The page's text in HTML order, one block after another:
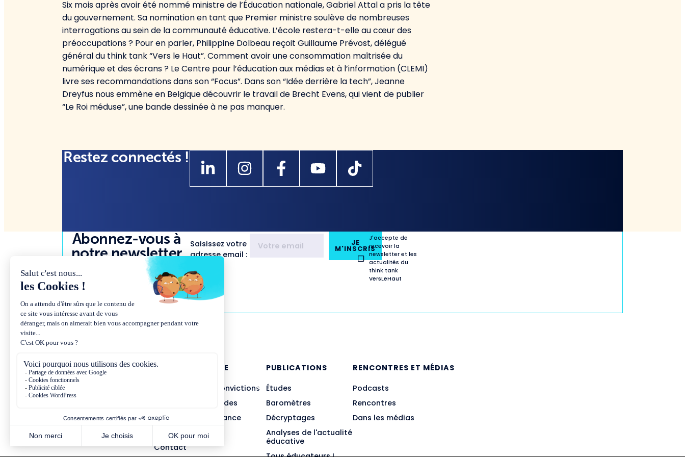
Six mois après avoir été nommé ministre de l’Éducation nationale, Gabriel Attal a pris la tête
du gouvernement. Sa nomination en tant que Premier ministre soulève de nombreuses
interrogations au sein de la communauté éducative. L’école restera-t-elle au cœur des
préoccupations ? Pour en parler, Philippine Dolbeau reçoit Guillaume Prévost, délégué
général du think tank “Vers le Haut”. Comment avoir une consommation maîtrisée du
numérique et des écrans ? Le Centre pour l’éducation aux médias et à l’information (CLEMI)
livre ses recommandations dans son “Focus”. Dans son “Idée derrière la tech”, Jeanne
Dreyfus nous emmène en Belgique découvrir le travail de Brecht Evens, qui vient de publier
“Le Roi méduse”, une bande dessinée à ne pas manquer.
Restez connectés !
Abonnez-vous à
notre newsletter
Saisissez votre
adresse email :
JE
M'INSCRIS
J'accepte de
recevoir la
newsletter et les
actualités du
think tank
VersLeHaut
NOUS CONNAÎTRE
Présentation et convictions
Missions et méthodes
Équipe et gouvernance
Partenariats
Contact
PUBLICATIONS
Études
Baromètres
Décryptages
Analyses de l'actualité
éducative
RENCONTRES ET MÉDIAS
Podcasts
Rencontres
Dans les médias